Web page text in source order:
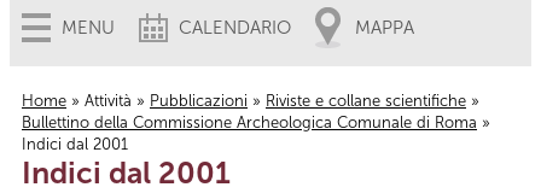
MENU CALENDARIO MAPPA
Tu sei qui
Home » Attività » Pubblicazioni » Riviste e collane scientifiche »
Bullettino della Commissione Archeologica Comunale di Roma »
Indici dal 2001
Indici dal 2001